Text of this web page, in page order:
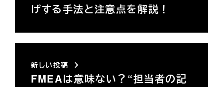
げする手法と注意点を解説！
新しい投稿
FMEAは意味ない？“担当者の記